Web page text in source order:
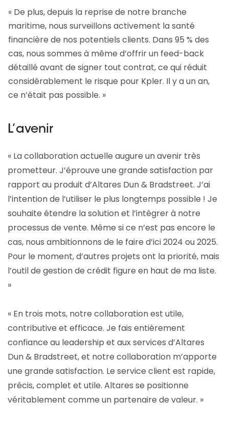
« De plus, depuis la reprise de notre branche
maritime, nous surveillons activement la santé
financière de nos potentiels clients. Dans 95 % des
cas, nous sommes à même d’offrir un feed-back
détaillé avant de signer tout contrat, ce qui réduit
considérablement le risque pour Kpler. Il y a un an,
ce n’était pas possible. »
L’avenir
« La collaboration actuelle augure un avenir très
prometteur. J’éprouve une grande satisfaction par
rapport au produit d’Altares Dun & Bradstreet. J’ai
l’intention de l’utiliser le plus longtemps possible ! Je
souhaite étendre la solution et l’intégrer à notre
processus de vente. Même si ce n’est pas encore le
cas, nous ambitionnons de le faire d’ici 2024 ou 2025.
Pour le moment, d’autres projets ont la priorité, mais
l’outil de gestion de crédit figure en haut de ma liste.
»
« En trois mots, notre collaboration est utile,
contributive et efficace. Je fais entièrement
confiance au leadership et aux services d’Altares
Dun & Bradstreet, et notre collaboration m’apporte
une grande satisfaction. Le service client est rapide,
précis, complet et utile. Altares se positionne
véritablement comme un partenaire de valeur. »